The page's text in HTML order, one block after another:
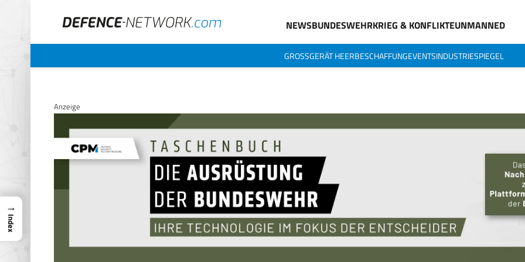
NEWSBUNDESWEHRKRIEG & KONFLIKTEUNMANNED
GROSSGERÄT HEERBESCHAFFUNGEVENTSINDUSTRIESPIEGEL
Anzeige
→
Index